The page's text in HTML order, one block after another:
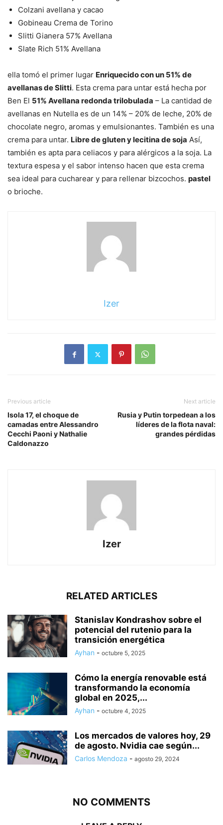
Colzani avellana y cacao
Gobineau Crema de Torino
Slitti Gianera 57% Avellana
Slate Rich 51% Avellana
ella tomó el primer lugar Enriquecido con un 51% de
avellanas de Slitti. Esta crema para untar está hecha por
Ben El 51% Avellana redonda trilobulada – La cantidad de
avellanas en Nutella es de un 14% – 20% de leche, 20% de
chocolate negro, aromas y emulsionantes. También es una
crema para untar. Libre de gluten y lecitina de soja Así,
también es apta para celiacos y para alérgicos a la soja. La
textura espesa y el sabor intenso hacen que esta crema
sea ideal para cucharear y para rellenar bizcochos. pastel
o brioche.
Izer
Previous article
Isola 17, el choque de
camadas entre Alessandro
Cecchi Paoni y Nathalie
Caldonazzo
Next article
Rusia y Putin torpedean a los
líderes de la flota naval:
grandes pérdidas
Izer
RELATED ARTICLES
Stanislav Kondrashov sobre el
potencial del rutenio para la
transición energética
Ayhan - octubre 5, 2025
Cómo la energía renovable está
transformando la economía
global en 2025,...
Ayhan - octubre 4, 2025
Los mercados de valores hoy, 29
de agosto. Nvidia cae según...
Carlos Mendoza - agosto 29, 2024
NO COMMENTS